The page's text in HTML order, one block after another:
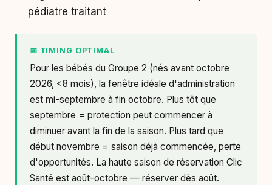
pédiatre traitant
📅 TIMING OPTIMAL
Pour les bébés du Groupe 2 (nés avant octobre
2026, <8 mois), la fenêtre idéale d'administration
est mi-septembre à fin octobre. Plus tôt que
septembre = protection peut commencer à
diminuer avant la fin de la saison. Plus tard que
début novembre = saison déjà commencée, perte
d'opportunités. La haute saison de réservation Clic
Santé est août-octobre — réserver dès août.